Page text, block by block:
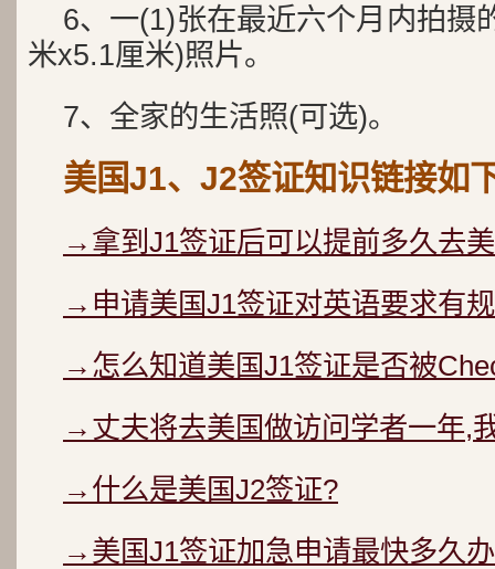
6、一(1)张在最近六个月内拍摄
米x5.1厘米)照片。
7、全家的生活照(可选)。
美国J1、J2签证知识链接如
→拿到J1签证后可以提前多久去
→申请美国J1签证对英语要求有
→怎么知道美国J1签证是否被
→丈夫将去美国做访问学者一年,
→什么是美国J2签证?
→美国J1签证加急申请最快多久